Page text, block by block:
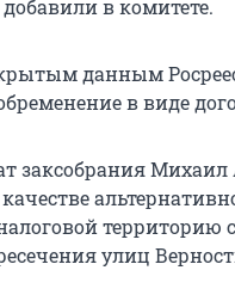
добавили в комитете.
данным
в виде
заксобрания
территорию
улиц